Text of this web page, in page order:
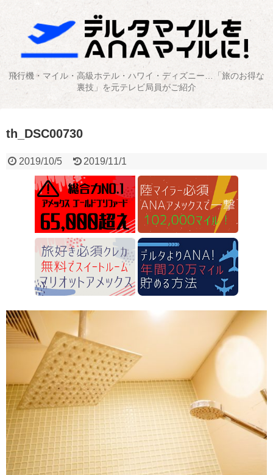
飛行機・マイル・高級ホテル・ハワイ・ディズニー…「旅のお得な
裏技」を元テレビ局員がご紹介
th_DSC00730
2019/10/5 2019/11/1